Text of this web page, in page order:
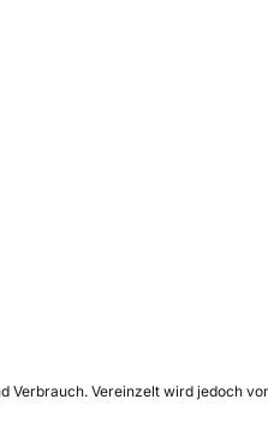
Verbrauch. Vereinzelt wird jedoch